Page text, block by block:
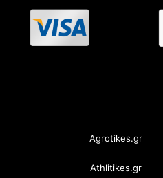
Agrotikes.gr
Athlitikes.gr